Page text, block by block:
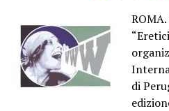
di